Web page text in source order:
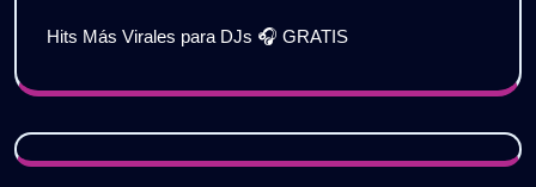
Hits Más Virales para DJs 🎧 GRATIS